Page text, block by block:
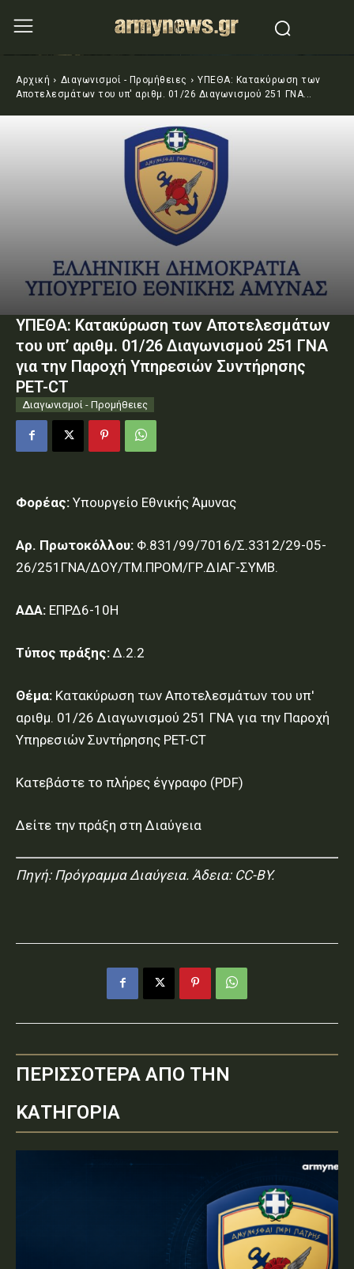
Αρχική Διαγωνισμοί - Προμήθειες
ΥΠΕΘΑ: Κατακύρωση των
Αποτελεσμάτων του υπ' αριθμ. 01/26 Διαγωνισμού 251 ΓΝΑ...
ΥΠΕΘΑ: Κατακύρωση των Αποτελεσμάτων
του υπ’ αριθμ. 01/26 Διαγωνισμού 251 ΓΝΑ
για την Παροχή Υπηρεσιών Συντήρησης
PET-CT
Διαγωνισμοί - Προμήθειες
Φορέας: Υπουργείο Εθνικής Άμυνας
Αρ. Πρωτοκόλλου: Φ.831/99/7016/Σ.3312/29-05-
26/251ΓΝΑ/ΔΟΥ/ΤΜ.ΠΡΟΜ/ΓΡ.ΔΙΑΓ-ΣΥΜΒ.
ΑΔΑ: ΕΠΡΔ6-10Η
Τύπος πράξης: Δ.2.2
Θέμα: Κατακύρωση των Αποτελεσμάτων του υπ'
αριθμ. 01/26 Διαγωνισμού 251 ΓΝΑ για την Παροχή
Υπηρεσιών Συντήρησης PET-CT
Κατεβάστε το πλήρες έγγραφο (PDF)
Δείτε την πράξη στη Διαύγεια
Πηγή: Πρόγραμμα Διαύγεια. Άδεια: CC-BY.
ΠΕΡΙΣΣΟΤΕΡΑ ΑΠΟ ΤΗΝ
ΚΑΤΗΓΟΡΙΑ